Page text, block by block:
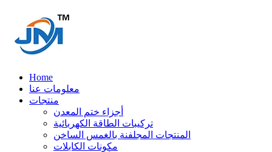
Home
معلومات عنا
منتجات
أجزاء ختم المعدن
تركيبات الطاقة الكهربائية
المنتجات المجلفنة بالغمس الساخن
مكونات الكابلات